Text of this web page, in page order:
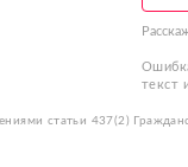
текст
статьи 437(2)